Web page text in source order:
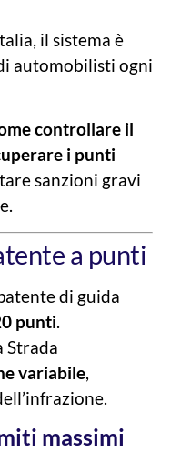
il sistema è
automobilisti ogni
controllare il
i punti
sanzioni gravi
a punti
di guida
punti.
Strada
variabile,
massimi